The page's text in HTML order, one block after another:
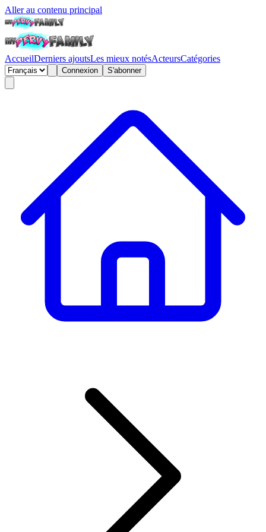
Aller au contenu principal
AccueilDerniers ajoutsLes mieux notésActeursCatégories
Connexion S'abonner